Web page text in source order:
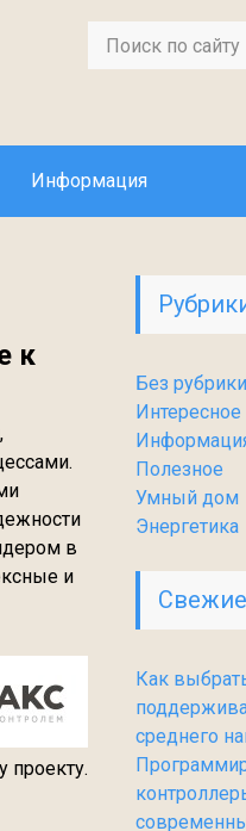
Информация
к
в
и
проекту.
Без рубрики
Интересное
Полезное
Умный дом
Энергетика
Как
среднего